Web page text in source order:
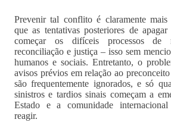
Prevenir tal conflito é claramente mais
que as tentativas posteriores de
começar os difíceis processos de
reconciliação e justiça – isso sem
humanos e sociais. Entretanto, o
avisos prévios em relação ao
são frequentemente ignorados, e só
sinistros e tardios sinais começam a
Estado e a comunidade
reagir.